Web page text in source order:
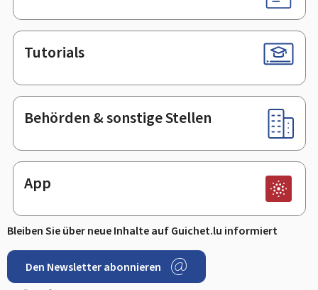
Tutorials
Behörden & sonstige Stellen
App
Bleiben Sie über neue Inhalte auf Guichet.lu informiert
Den Newsletter abonnieren